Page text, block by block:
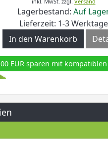
Lagerbestand: Auf
Lieferzeit: 1-3 Werktage
In den Warenkorb
EUR sparen mit